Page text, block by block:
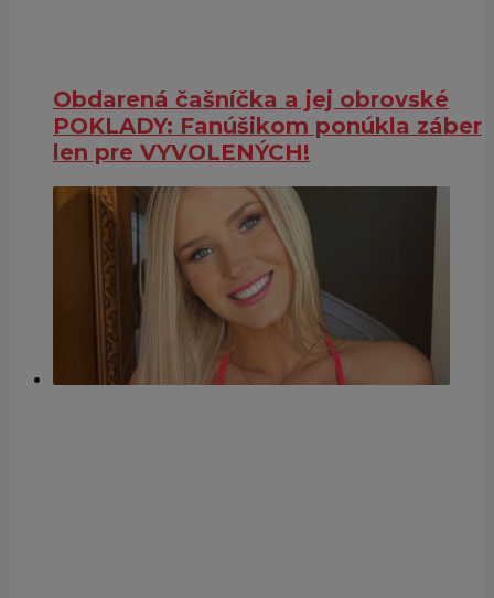
Obdarená čašníčka a jej obrovské
POKLADY: Fanúšikom ponúkla záber
len pre VYVOLENÝCH!